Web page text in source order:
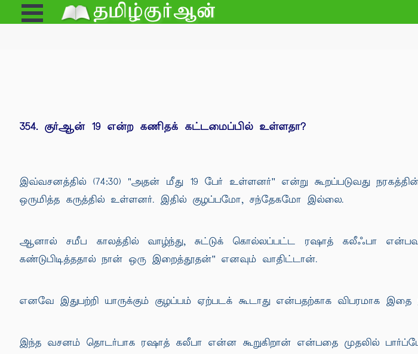
Open
Menu
354. குர்ஆன் 19 என்ற கணிதக் கட்டமைப்பில் உள்ளதா?
இவ்வசனத்தில் (74:30) "அதன் மீது 19 பேர் உள்ளனர்'' என்று கூறப்படுவது
ஒருமித்த கருத்தில் உள்ளனர். இதில் குழப்பமோ, சந்தேகமோ இல்லை.
ஆனால் சமீப காலத்தில் வாழ்ந்து, சுட்டுக் கொல்லப்பட்ட ரஷாத் கலீஃபா
கண்டுபிடித்ததால் நான் ஒரு இறைத்தூதன்'' எனவும் வாதிட்டான்.
எனவே இதுபற்றி யாருக்கும் குழப்பம் ஏற்படக் கூடாது என்பதற்காக விபரமாக
இந்த வசனம் தொடர்பாக ரஷாத் கலீபா என்ன கூறுகிறான் என்பதை முதலில்